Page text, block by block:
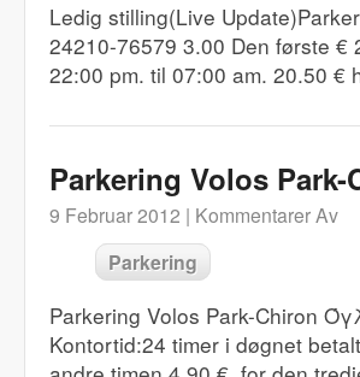
Ledig stilling(Live
24210-76579 3.00 Den første €
22:00 pm. til 07:00 am. 20.50
Parkering Volos Park-
9 Februar 2012 | Kommentarer Av
Parkering
Parkering Volos Park-Chiron
Kontortid:24 timer i døgnet